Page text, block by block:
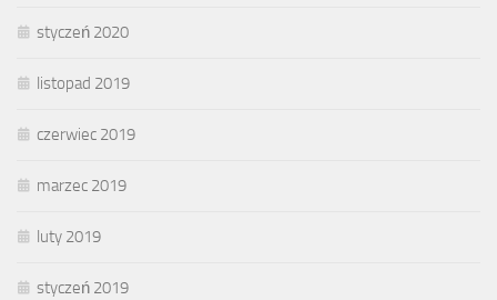
styczeń 2020
listopad 2019
czerwiec 2019
marzec 2019
luty 2019
styczeń 2019